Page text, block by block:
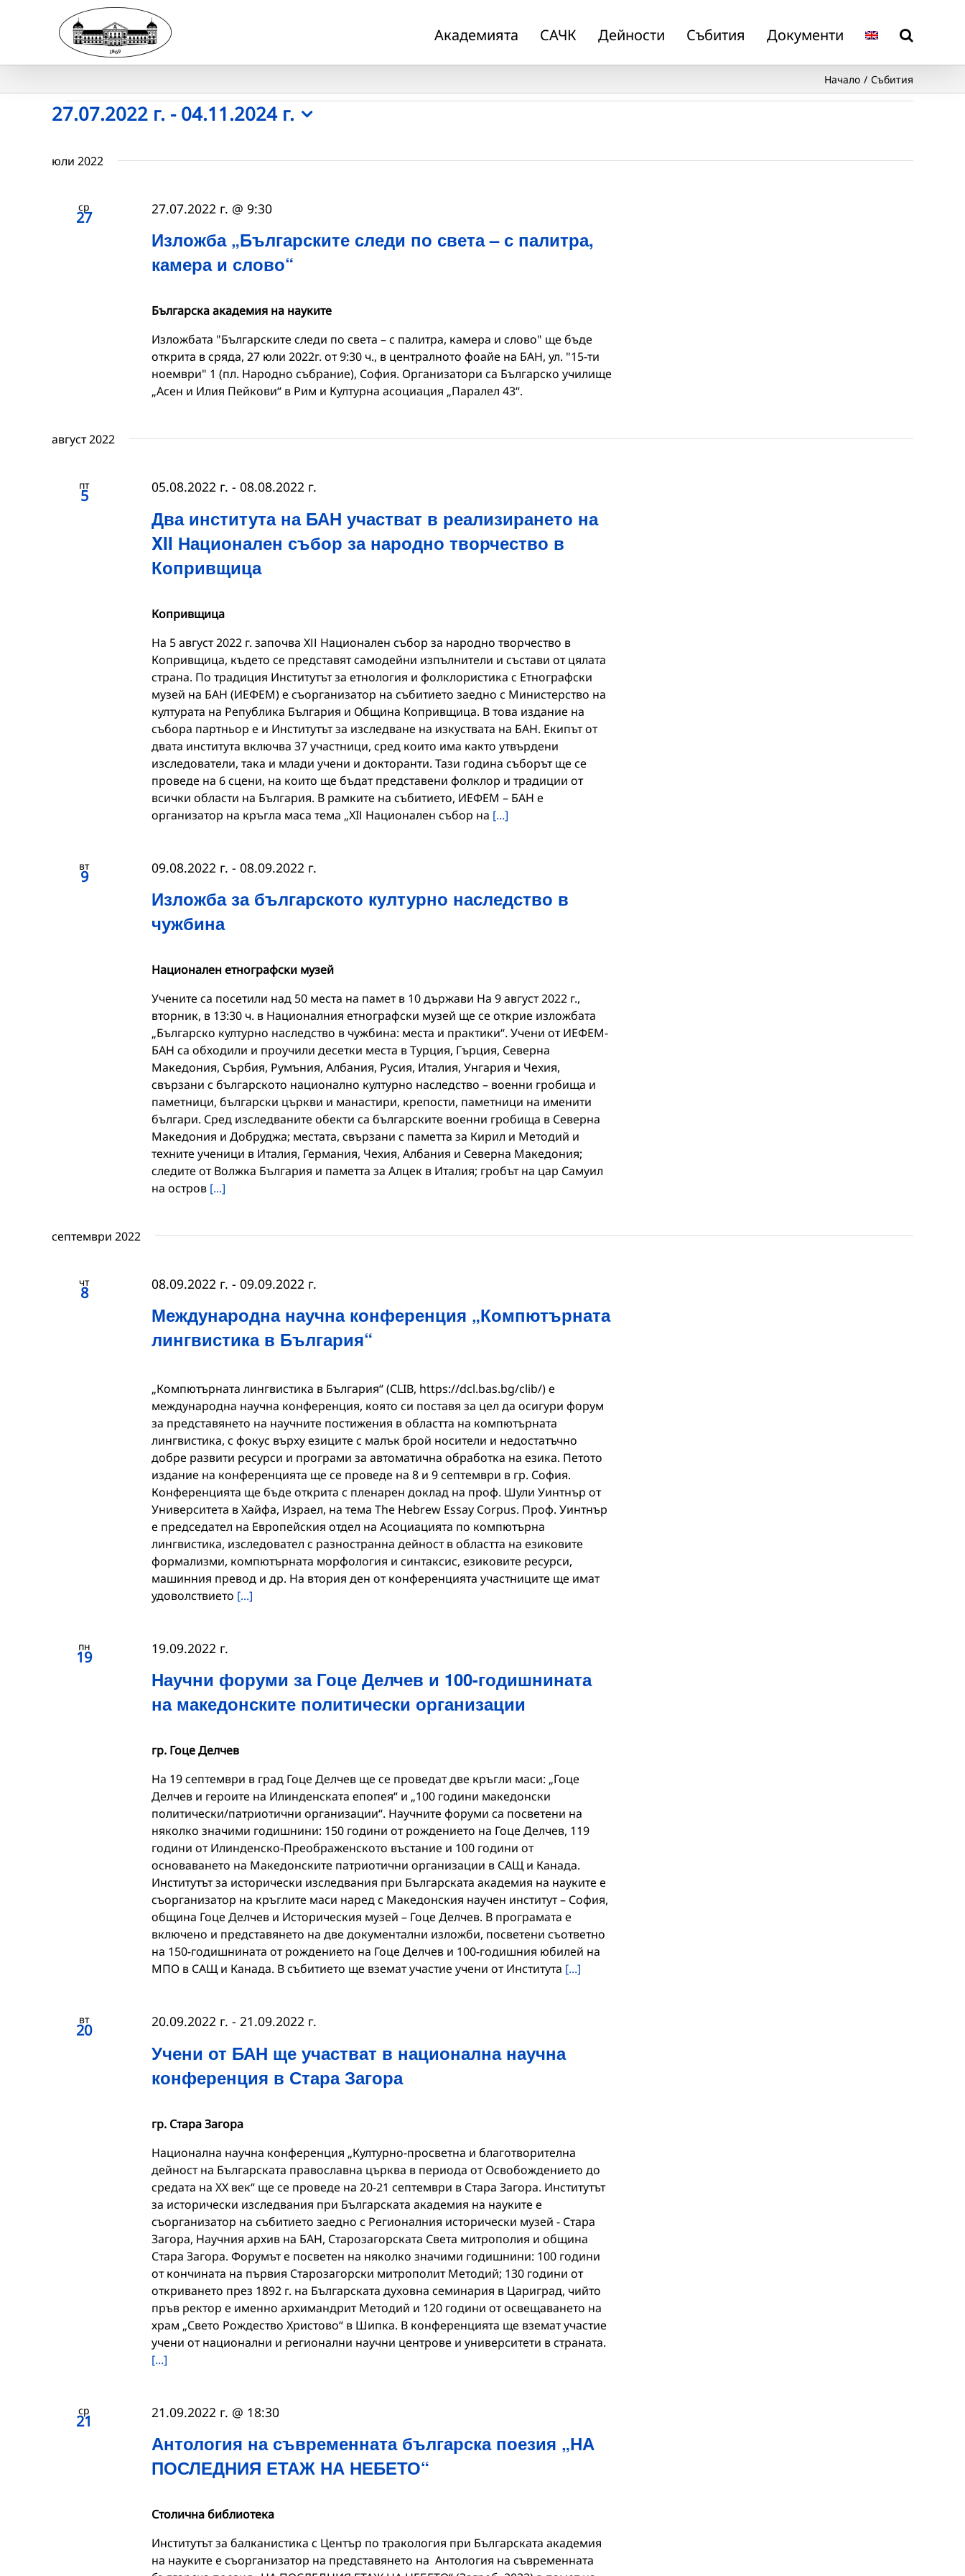
Академията САЧК Дейности Събития Документи
Начало Събития
Събития
27.07.2022 г. - 04.11.2024 г.
date.
юли 2022
ср
27
Изложба „Българските следи по света – с палитра,
камера и слово“
27.07.2022 г. @ 9:30
Българска академия на науките
Изложбата "Българските следи по света – с палитра, камера и слово" ще бъде
открита в сряда, 27 юли 2022г. от 9:30 ч., в централното фоайе на БАН, ул. "15-ти
ноември" 1 (пл. Народно събрание), София. Организатори са Българско училище
„Асен и Илия Пейкови“ в Рим и Културна асоциация „Паралел 43“.
август 2022
пт
5
Два института на БАН участват в реализирането на
XII Национален събор за народно творчество в
Копривщица
05.08.2022 г. - 08.08.2022 г.
Копривщица
На 5 август 2022 г. започва ХІІ Национален събор за народно творчество в
Копривщица, където се представят самодейни изпълнители и състави от цялата
страна. По традиция Институтът за етнология и фолклористика с Етнографски
музей на БАН (ИЕФЕМ) е съорганизатор на събитието заедно с Министерство на
културата на Република България и Община Копривщица. В това издание на
събора партньор е и Институтът за изследване на изкуствата на БАН. Екипът от
двата института включва 37 участници, сред които има както утвърдени
изследователи, така и млади учени и докторанти. Тази година съборът ще се
проведе на 6 сцени, на които ще бъдат представени фолклор и традиции от
всички области на България. В рамките на събитието, ИЕФЕМ – БАН е
организатор на кръгла маса тема „ХIІ Национален събор на [...]
вт
9
Изложба за българското културно наследство в
чужбина
09.08.2022 г. - 08.09.2022 г.
Национален етнографски музей
Учените са посетили над 50 места на памет в 10 държави На 9 август 2022 г.,
вторник, в 13:30 ч. в Националния етнографски музей ще се открие изложбата
„Българско културно наследство в чужбина: места и практики“. Учени от ИЕФЕМ-
БАН са обходили и проучили десетки места в Турция, Гърция, Северна
Македония, Сърбия, Румъния, Албания, Русия, Италия, Унгария и Чехия,
свързани с българското национално културно наследство – военни гробища и
паметници, български църкви и манастири, крепости, паметници на именити
българи. Сред изследваните обекти са българските военни гробища в Северна
Македония и Добруджа; местата, свързани с паметта за Кирил и Методий и
техните ученици в Италия, Германия, Чехия, Албания и Северна Македония;
следите от Волжка България и паметта за Алцек в Италия; гробът на цар Самуил
на остров [...]
септември 2022
чт
8
Международна научна конференция „Компютърната
лингвистика в България“
08.09.2022 г. - 09.09.2022 г.
„Компютърната лингвистика в България“ (CLIB, https://dcl.bas.bg/clib/) е
международна научна конференция, която си поставя за цел да осигури форум
за представянето на научните постижения в областта на компютърната
лингвистика, с фокус върху езиците с малък брой носители и недостатъчно
добре развити ресурси и програми за автоматична обработка на езика. Петото
издание на конференцията ще се проведе на 8 и 9 септември в гр. София.
Конференцията ще бъде открита с пленарен доклад на проф. Шули Уинтнър от
Университета в Хайфа, Израел, на тема The Hebrew Essay Corpus. Проф. Уинтнър
е председател на Европейския отдел на Асоциацията по компютърна
лингвистика, изследовател с разностранна дейност в областта на езиковите
формализми, компютърната морфология и синтаксис, езиковите ресурси,
машинния превод и др. На втория ден от конференцията участниците ще имат
удоволствието [...]
пн
19
Научни форуми за Гоце Делчев и 100-годишнината
на македонските политически организации
19.09.2022 г.
гр. Гоце Делчев
На 19 септември в град Гоце Делчев ще се проведат две кръгли маси: „Гоце
Делчев и героите на Илинденската епопея“ и „100 години македонски
политически/патриотични организации“. Научните форуми са посветени на
няколко значими годишнини: 150 години от рождението на Гоце Делчев, 119
години от Илинденско-Преображенското въстание и 100 години от
основаването на Македонските патриотични организации в САЩ и Канада.
Институтът за исторически изследвания при Българската академия на науките е
съорганизатор на кръглите маси наред с Македонския научен институт – София,
община Гоце Делчев и Историческия музей – Гоце Делчев. В програмата е
включено и представянето на две документални изложби, посветени съответно
на 150-годишнината от рождението на Гоце Делчев и 100-годишния юбилей на
МПО в САЩ и Канада. В събитието ще вземат участие учени от Института [...]
вт
20
Учени от БАН ще участват в национална научна
конференция в Стара Загора
20.09.2022 г. - 21.09.2022 г.
гр. Стара Загора
Национална научна конференция „Културно-просветна и благотворителна
дейност на Българската православна църква в периода от Освобождението до
средата на XX век“ ще се проведе на 20-21 септември в Стара Загора. Институтът
за исторически изследвания при Българската академия на науките е
съорганизатор на събитието заедно с Регионалния исторически музей - Стара
Загора, Научния архив на БАН, Старозагорската Света митрополия и община
Стара Загора. Форумът е посветен на няколко значими годишнини: 100 години
от кончината на първия Старозагорски митрополит Методий; 130 години от
откриването през 1892 г. на Българската духовна семинария в Цариград, чийто
пръв ректор е именно архимандрит Методий и 120 години от освещаването на
храм „Свето Рождество Христово“ в Шипка. В конференцията ще вземат участие
учени от национални и регионални научни центрове и университети в страната.
[...]
ср
21
Антология на съвременната българска поезия „НА
ПОСЛЕДНИЯ ЕТАЖ НА НЕБЕТО“
21.09.2022 г. @ 18:30
Столична библиотека
Институтът за балканистика с Център по тракология при Българската академия
на науките e съорганизатор на представянето на Антология на съвременната